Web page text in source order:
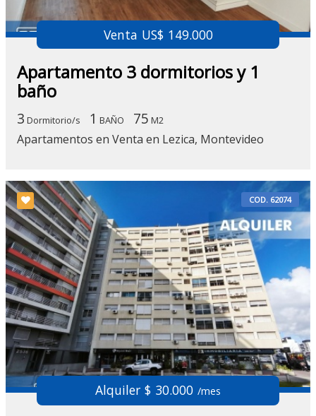
Venta US$ 149.000
Apartamento 3 dormitorios y 1
baño
3 Dormitorio/s 1 BAÑO 75 M2
Apartamentos en Venta en Lezica, Montevideo
COD. 62074
Alquiler $ 30.000 /mes